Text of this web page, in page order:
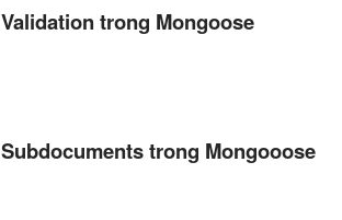
Validation trong Mongoose
Subdocuments trong Mongooose